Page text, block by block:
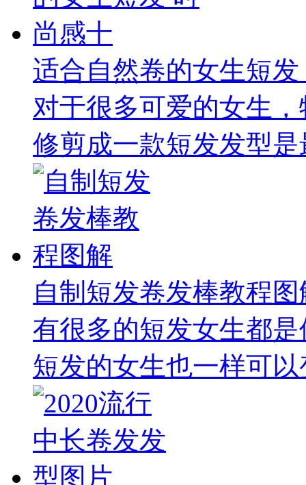
适合自然卷的女生短
对于很多可爱的女生
修剪成一款短发发型
自制短发卷发棒教程图
有很多的短发女生都
短发的女生也一样可